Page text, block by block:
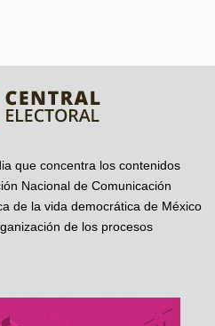
que concentra los contenidos
Nacional de Comunicación
de la vida democrática de México
de los procesos